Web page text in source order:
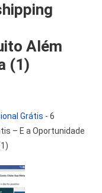
Além
(1)
Grátis - 6
– E a Oportunidade